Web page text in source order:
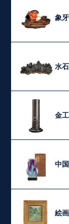
象
水
金
中
絵画